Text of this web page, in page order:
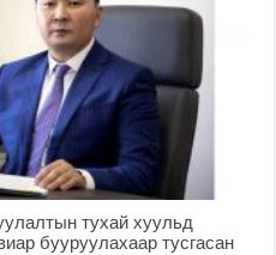
тухай хуульд
бууруулахаар тусгасан